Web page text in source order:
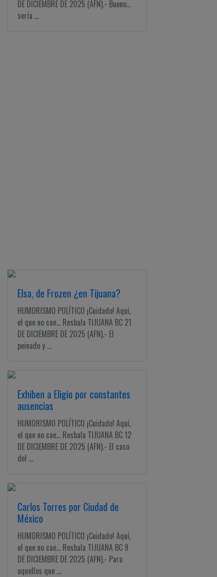
DE DICIEMBRE DE 2025 (AFN).- Bueno...
sería ...
Elsa, de Frozen ¿en Tijuana?
HUMORISMO POLÍTICO ¡Cuidado! Aquí,
el que no cae... Resbala TIJUANA BC 21
DE DICIEMBRE DE 2025 (AFN).- El
peinado y ...
Exhiben a Eligio por constantes
ausencias
HUMORISMO POLÍTICO ¡Cuidado! Aquí,
el que no cae... Resbala TIJUANA BC 12
DE DICIEMBRE DE 2025 (AFN).- El caso
del ...
Carlos Torres por Ciudad de
México
HUMORISMO POLÍTICO ¡Cuidado! Aquí,
el que no cae... Resbala TIJUANA BC 9
DE DICIEMBRE DE 2025 (AFN).- Para
aquellos que ...